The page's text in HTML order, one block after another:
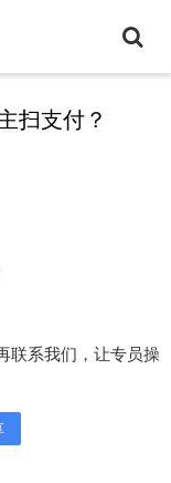
扫支付？
联系我们，让专员操